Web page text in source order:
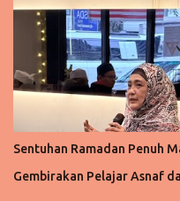
dijayakan dengan
mengetengahkan keunikan
pengunjung di seluruh
beli-belah AEON MALL di
dekorasi perayaan yang
tradisional, inspirasi bunga-
Aidilfitri yang unik.
bukan sahaja meriah tetapi
perayaan yang benar-benar
Sentuhan Ramadan Penuh
Gembirakan Pelajar Asnaf